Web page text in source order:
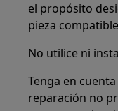
el propósito
pieza
No utilice ni
Tenga en
reparación no